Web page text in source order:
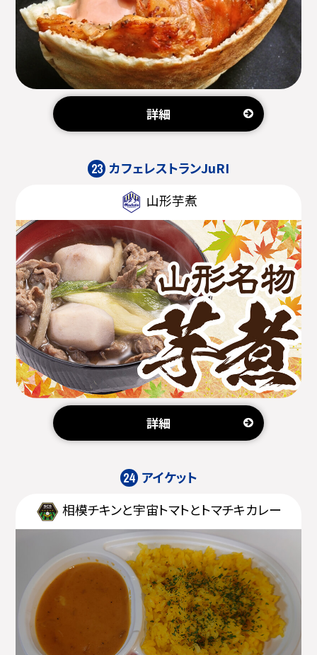
詳細
23 カフェレストランJuRI
山形芋煮
詳細
24 アイケット
相模チキンと宇宙トマトとトマチキカレー